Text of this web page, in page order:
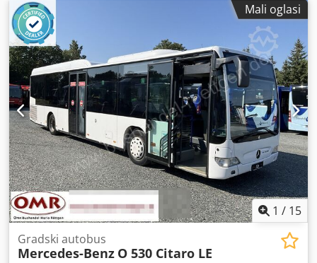
Mali oglasi
1 / 15
Gradski autobus
Mercedes-Benz O 530 Citaro LE